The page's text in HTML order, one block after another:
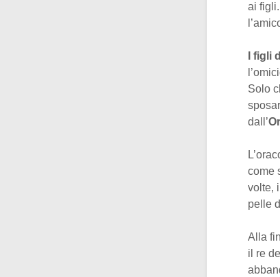
ai
I figli
Solo
dall’
come
volte,
pelle
Alla
il re